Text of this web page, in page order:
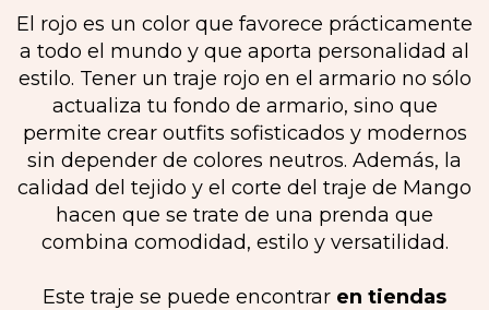
El rojo es un color que favorece prácticamente
a todo el mundo y que aporta personalidad al
estilo. Tener un traje rojo en el armario no sólo
actualiza tu fondo de armario, sino que
permite crear outfits sofisticados y modernos
sin depender de colores neutros. Además, la
calidad del tejido y el corte del traje de Mango
hacen que se trate de una prenda que
combina comodidad, estilo y versatilidad.
Este traje se puede encontrar en tiendas